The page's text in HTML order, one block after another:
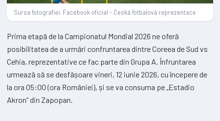
Sursa fotografiei: Facebook oficial - Česká fotbalová reprezentace
Prima etapă de la Campionatul Mondial 2026 ne oferă
posibilitatea de a urmări confruntarea dintre Coreea de Sud vs
Cehia, reprezentative ce fac parte din Grupa A. Înfruntarea
urmează să se desfășoare vineri, 12 iunie 2026, cu începere de
la ora 05:00 (ora României), și se va consuma pe „Estadio
Akron” din Zapopan.